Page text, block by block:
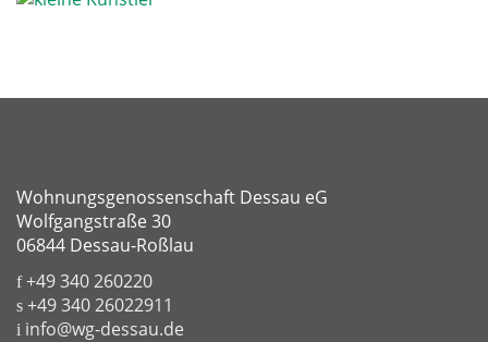
Wohnungsgenossenschaft Dessau eG
Wolfgangstraße 30
06844 Dessau-Roßlau
+49 340 260220
+49 340 26022911
info@wg-dessau.de